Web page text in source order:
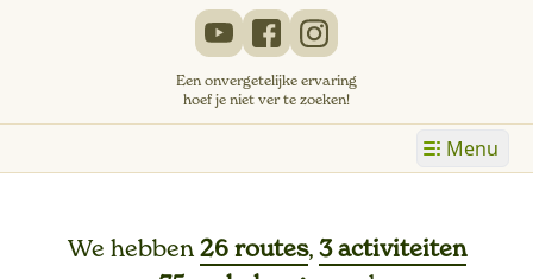
Een onvergetelijke ervaring
hoef je niet ver te zoeken!
Menu
We hebben26 routes,3 activiteiten